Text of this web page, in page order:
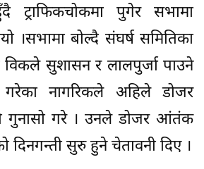
ट्राफिकचोकमा पुगेर सभामा
।सभामा बोल्दै संघर्ष समितिका
विकले सुशासन र लालपुर्जा पाउने
नागरिकले अहिले डोजर
गुनासो गरे । उनले डोजर आंतंक
दिनगन्ती सुरु हुने चेतावनी दिए ।